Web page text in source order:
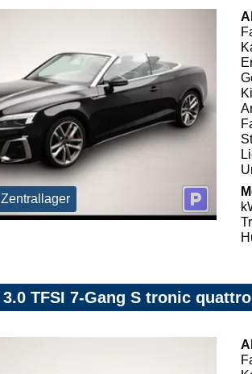
TFSI 7-Gang S tronic quattro